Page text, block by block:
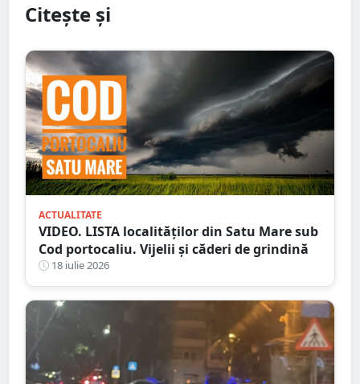
Citește și
ACTUALITATE
VIDEO. LISTA localităților din Satu Mare sub
Cod portocaliu. Vijelii și căderi de grindină
18 iulie 2026